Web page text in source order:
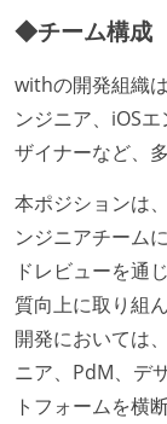
◆チーム構成
withの開発組織
ンジニア、iOS
ザイナーなど、
本ポジションは
ンジニアチーム
ドレビューを通
質向上に取り組
開発においては
ニア、PdM、デ
トフォームを横